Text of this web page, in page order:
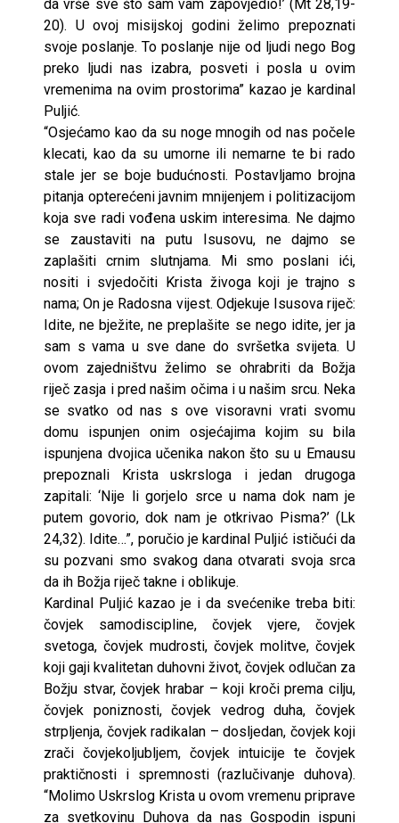
da vrše sve što sam vam zapovjedio!’ (Mt 28,19-
20). U ovoj misijskoj godini želimo prepoznati
svoje poslanje. To poslanje nije od ljudi nego Bog
preko ljudi nas izabra, posveti i posla u ovim
vremenima na ovim prostorima” kazao je kardinal
Puljić.
“Osjećamo kao da su noge mnogih od nas počele
klecati, kao da su umorne ili nemarne te bi rado
stale jer se boje budućnosti. Postavljamo brojna
pitanja opterećeni javnim mnijenjem i politizacijom
koja sve radi vođena uskim interesima. Ne dajmo
se zaustaviti na putu Isusovu, ne dajmo se
zaplašiti crnim slutnjama. Mi smo poslani ići,
nositi i svjedočiti Krista živoga koji je trajno s
nama; On je Radosna vijest. Odjekuje Isusova riječ:
Idite, ne bježite, ne preplašite se nego idite, jer ja
sam s vama u sve dane do svršetka svijeta. U
ovom zajedništvu želimo se ohrabriti da Božja
riječ zasja i pred našim očima i u našim srcu. Neka
se svatko od nas s ove visoravni vrati svomu
domu ispunjen onim osjećajima kojim su bila
ispunjena dvojica učenika nakon što su u Emausu
prepoznali Krista uskrsloga i jedan drugoga
zapitali: ‘Nije li gorjelo srce u nama dok nam je
putem govorio, dok nam je otkrivao Pisma?’ (Lk
24,32). Idite…”, poručio je kardinal Puljić ističući da
su pozvani smo svakog dana otvarati svoja srca
da ih Božja riječ takne i oblikuje.
Kardinal Puljić kazao je i da svećenike treba biti:
čovjek samodiscipline, čovjek vjere, čovjek
svetoga, čovjek mudrosti, čovjek molitve, čovjek
koji gaji kvalitetan duhovni život, čovjek odlučan za
Božju stvar, čovjek hrabar – koji kroči prema cilju,
čovjek poniznosti, čovjek vedrog duha, čovjek
strpljenja, čovjek radikalan – dosljedan, čovjek koji
zrači čovjekoljubljem, čovjek intuicije te čovjek
praktičnosti i spremnosti (razlučivanje duhova).
“Molimo Uskrslog Krista u ovom vremenu priprave
za svetkovinu Duhova da nas Gospodin ispuni